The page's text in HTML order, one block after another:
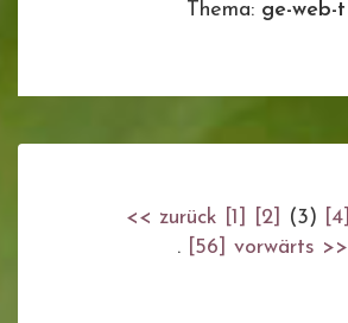
Thema: ge-web-t
<< zurück [1] [2] (3) [4]
.
[56] vorwärts >>